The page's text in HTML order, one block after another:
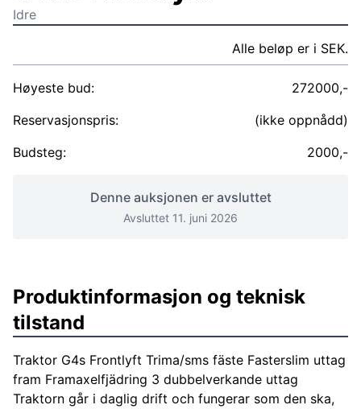
Idre
Alle beløp er i SEK.
Høyeste bud:
272000,-
Reservasjonspris:
(ikke oppnådd)
Budsteg:
2000,-
Denne auksjonen er avsluttet
Avsluttet 11. juni 2026
Produktinformasjon og teknisk
tilstand
Traktor G4s Frontlyft Trima/sms fäste Fasterslim uttag
fram Framaxelfjädring 3 dubbelverkande uttag
Traktorn går i daglig drift och fungerar som den ska,